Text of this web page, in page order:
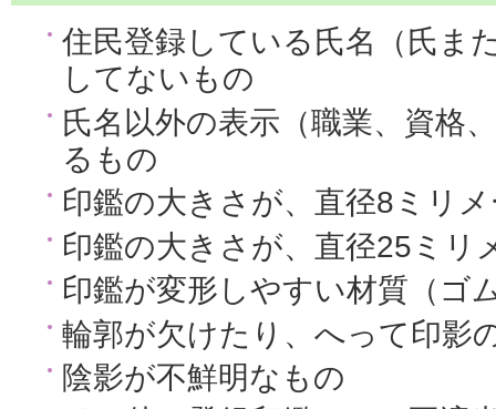
住民登録している氏名（氏ま
してないもの
氏名以外の表示（職業、資格
るもの
印鑑の大きさが、直径8ミリ
印鑑の大きさが、直径25ミリ
印鑑が変形しやすい材質（ゴ
輪郭が欠けたり、へって印影
陰影が不鮮明なもの